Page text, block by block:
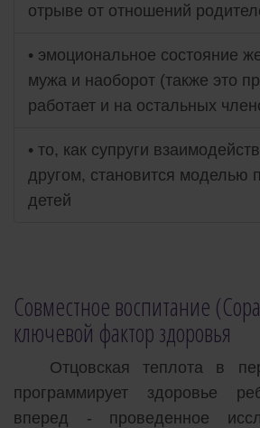
отрыве от отношений
• эмоциональное состояние
мужа и наоборот (также это
работает и на остальных
• то, как супруги
другом, становится моделью
детей
Совместное воспитание
ключевой фактор здоровья
Отцовская теплота в
программирует здоровье
вперед - проведенное